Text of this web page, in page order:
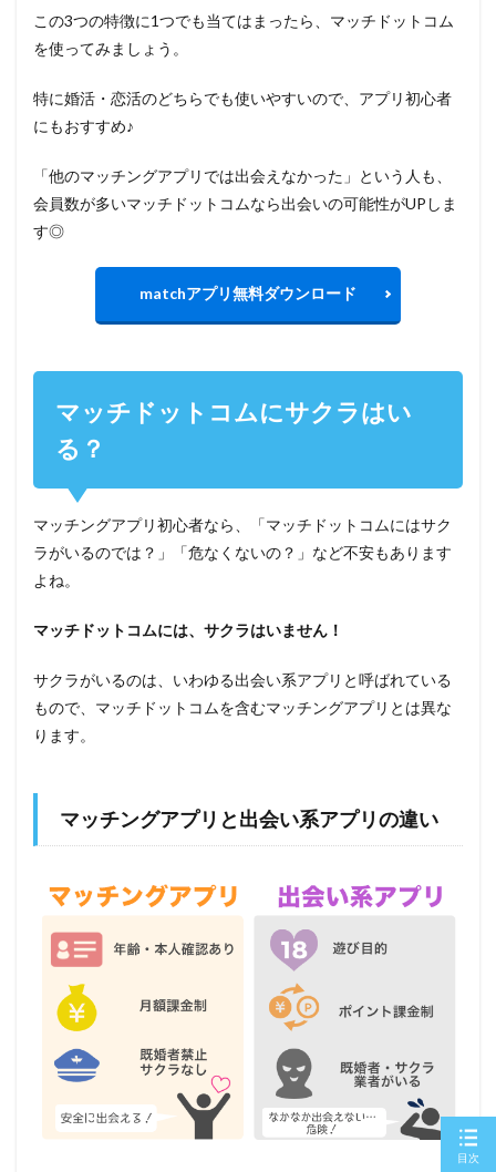
この3つの特徴に1つでも当てはまったら、マッチドットコム
を使ってみましょう。
特に婚活・恋活のどちらでも使いやすいので、アプリ初心者
にもおすすめ♪
「他のマッチングアプリでは出会えなかった」という人も、
会員数が多いマッチドットコムなら出会いの可能性がUPしま
す◎
matchアプリ無料ダウンロード
マッチドットコムにサクラはい
る？
マッチングアプリ初心者なら、「マッチドットコムにはサク
ラがいるのでは？」「危なくないの？」など不安もあります
よね。
マッチドットコムには、サクラはいません！
サクラがいるのは、いわゆる出会い系アプリと呼ばれている
もので、マッチドットコムを含むマッチングアプリとは異な
ります。
マッチングアプリと出会い系アプリの違い
目次